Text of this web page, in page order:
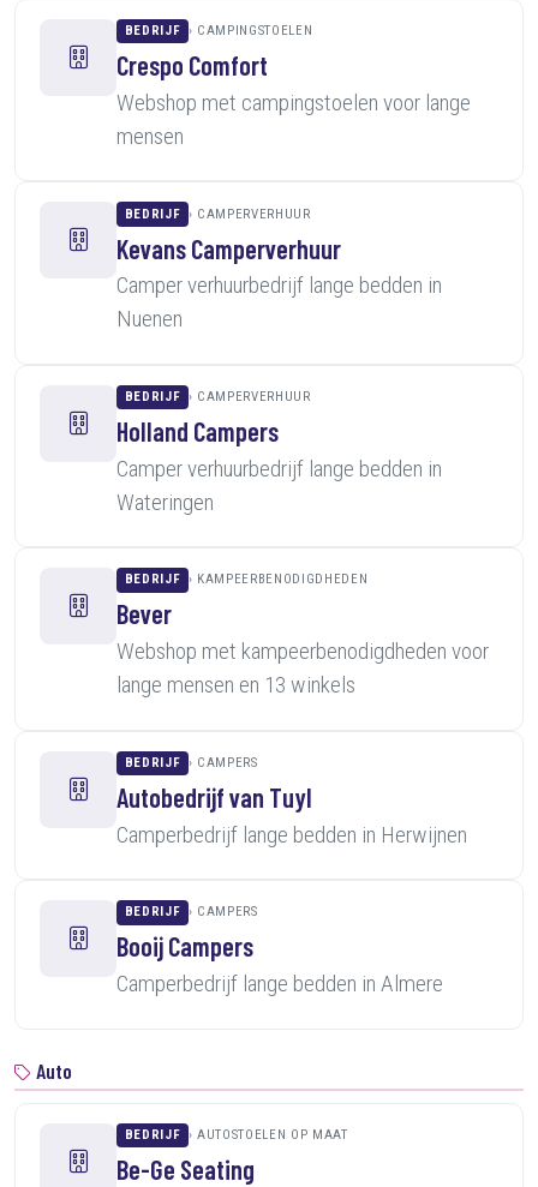
BEDRIJF CAMPINGSTOELEN
Crespo Comfort
Webshop met campingstoelen voor lange
mensen
BEDRIJF CAMPERVERHUUR
Kevans Camperverhuur
Camper verhuurbedrijf lange bedden in
Nuenen
BEDRIJF CAMPERVERHUUR
Holland Campers
Camper verhuurbedrijf lange bedden in
Wateringen
BEDRIJF KAMPEERBENODIGDHEDEN
Bever
Webshop met kampeerbenodigdheden voor
lange mensen en 13 winkels
BEDRIJF CAMPERS
Autobedrijf van Tuyl
Camperbedrijf lange bedden in Herwijnen
BEDRIJF CAMPERS
Booij Campers
Camperbedrijf lange bedden in Almere
Auto
BEDRIJF AUTOSTOELEN OP MAAT
Be-Ge Seating